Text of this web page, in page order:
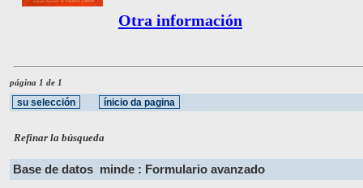
Otra información
página 1 de 1
Refinar la búsqueda
Base de datos minde : Formulario avanzado